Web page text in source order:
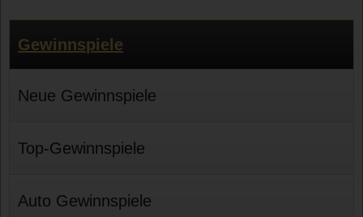
Gewinnspiele
Neue Gewinnspiele
Top-Gewinnspiele
Auto Gewinnspiele